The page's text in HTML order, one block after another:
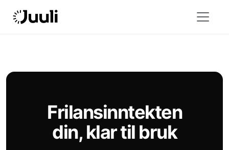
Frilansinntekten
din, klar til bruk